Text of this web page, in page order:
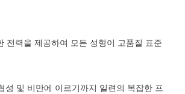
전력을 제공하여 모든 성형이 고품질 표준
및 비만에 이르기까지 일련의 복잡한 프